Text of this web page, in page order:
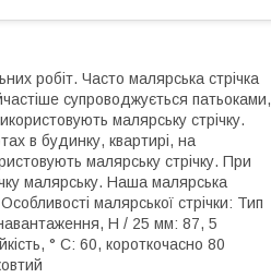
робіт. Часто малярська стрічка
супроводжується патьоками,
малярську стрічку.
в будинку, квартирі, на
малярську стрічку. При
малярську. Наша малярська
малярської стрічки: Тип
навантаження, Н / 25 мм: 87, 5
° С: 60, короткочасно 80